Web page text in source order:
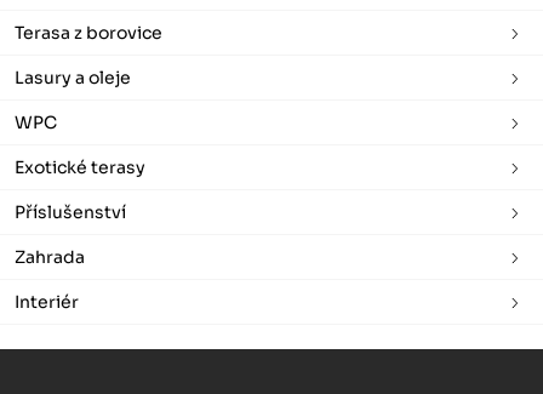
Terasa z borovice
Lasury a oleje
WPC
Exotické terasy
Příslušenství
Zahrada
Interiér